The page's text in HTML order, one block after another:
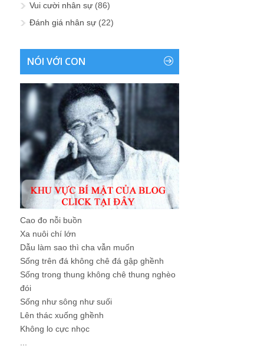
Vui cười nhân sự (86)
Đánh giá nhân sự (22)
NÓI VỚI CON
Cao đo nỗi buồn
Xa nuôi chí lớn
Dẫu làm sao thì cha vẫn muốn
Sống trên đá không chê đá gập ghềnh
Sống trong thung không chê thung nghèo
đói
Sống như sông như suối
Lên thác xuống ghềnh
Không lo cực nhọc